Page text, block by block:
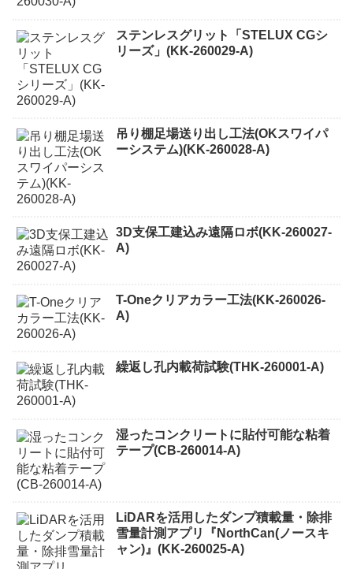
ステンレスグリット「STELUX CGシ
リーズ」(KK-260029-A)
吊り棚足場送り出し工法(OKスワイパ
ーシステム)(KK-260028-A)
3D支保工建込み遠隔ロボ(KK-260027-
A)
T-Oneクリアカラー工法(KK-260026-
A)
繰返し孔内載荷試験(THK-260001-A)
湿ったコンクリートに貼付可能な粘着
テープ(CB-260014-A)
LiDARを活用したダンプ積載量・除排
雪量計測アプリ『NorthCan(ノースキ
ャン)』(KK-260025-A)